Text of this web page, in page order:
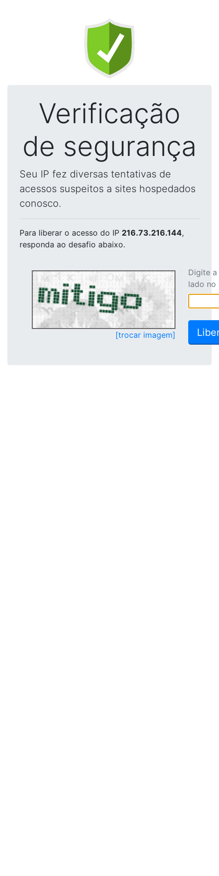
Verificação
de segurança
Seu IP fez diversas tentativas de
acessos suspeitos a sites hospedados
conosco.
Para liberar o acesso do IP 216.73.216.144,
responda ao desafio abaixo.
[trocar imagem]
Digite
lado no